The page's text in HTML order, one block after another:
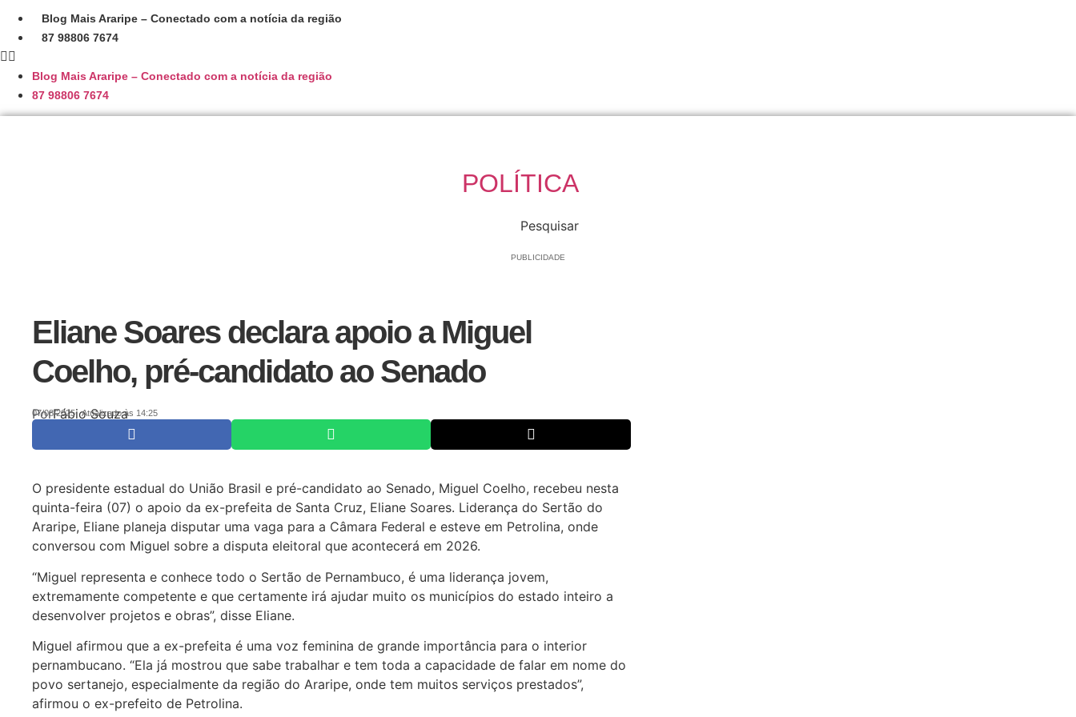
o
Blog Mais Araripe – Conectado com a notícia da região
87 98806 7674
Blog Mais Araripe – Conectado com a notícia da região
87 98806 7674
POLÍTICA
Pesquisar
PUBLICIDADE
Eliane Soares declara apoio a Miguel
Coelho, pré-candidato ao Senado
PorFábio Souza
07/08/2025 Atualizado às 14:25
O presidente estadual do União Brasil e pré-candidato ao Senado, Miguel Coelho, recebeu nesta
quinta-feira (07) o apoio da ex-prefeita de Santa Cruz, Eliane Soares. Liderança do Sertão do
Araripe, Eliane planeja disputar uma vaga para a Câmara Federal e esteve em Petrolina, onde
conversou com Miguel sobre a disputa eleitoral que acontecerá em 2026.
“Miguel representa e conhece todo o Sertão de Pernambuco, é uma liderança jovem,
extremamente competente e que certamente irá ajudar muito os municípios do estado inteiro a
desenvolver projetos e obras”, disse Eliane.
Miguel afirmou que a ex-prefeita é uma voz feminina de grande importância para o interior
pernambucano. “Ela já mostrou que sabe trabalhar e tem toda a capacidade de falar em nome do
povo sertanejo, especialmente da região do Araripe, onde tem muitos serviços prestados”,
afirmou o ex-prefeito de Petrolina.